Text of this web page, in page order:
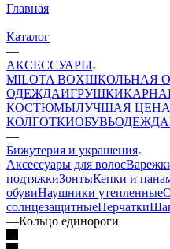
Главная
—
Каталог
—
АКСЕССУАРЫ
MILOTA BOXШКОЛЬНАЯ
ОДЕЖДАИГРУШКИ
КОСТЮМЫЛУЧШАЯ ЦЕНА
КОЛГОТКИОБУВЬОДЕЖДА
—
Бижутерия и украшения
Аксессуары для волос
подтяжкиЗонтыКепки и
обувиНаушники утепленные
солнцезащитныеПерчатки
—Кольцо единороги